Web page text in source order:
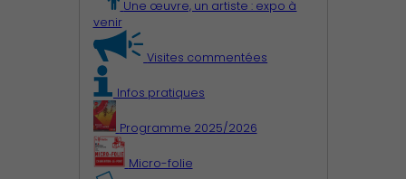
Une œuvre, un artiste : expo à
venir
Visites commentées
Infos pratiques
Programme 2025/2026
Micro-folie